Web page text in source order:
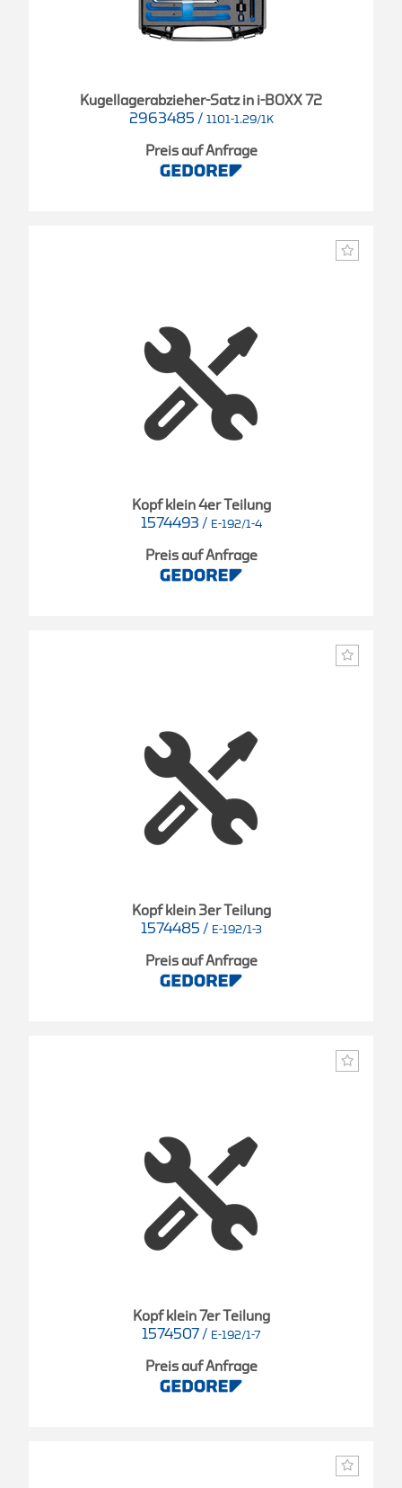
Kugellagerabzieher-Satz in i-BOXX 72
2963485 / 1101-1.29/1K
Preis auf Anfrage
Kopf klein 4er Teilung
1574493 / E-192/1-4
Preis auf Anfrage
Kopf klein 3er Teilung
1574485 / E-192/1-3
Preis auf Anfrage
Kopf klein 7er Teilung
1574507 / E-192/1-7
Preis auf Anfrage